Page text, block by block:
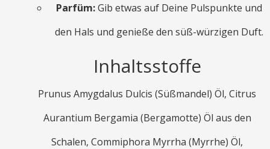
Parfüm:Gib etwas auf Deine Pulspunkte und
den Hals und genieße den süß-würzigen Duft.
Inhaltsstoffe
Prunus Amygdalus Dulcis (Süßmandel) Öl, Citrus
Aurantium Bergamia (Bergamotte) Öl aus den
Schalen, Commiphora Myrrha (Myrrhe) Öl,